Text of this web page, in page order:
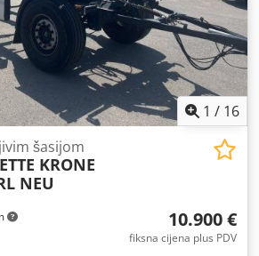
1 / 16
šasijom
KRONE
NEU
10.900 €
fiksna cijena plus PDV